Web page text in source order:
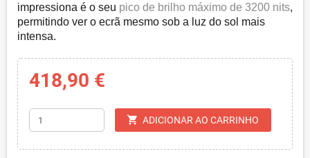
impressiona é o seu pico de brilho máximo de 3200 nits,
permitindo ver o ecrã mesmo sob a luz do sol mais
intensa.
418,90 €
shopping_cart ADICIONAR AO CARRINHO